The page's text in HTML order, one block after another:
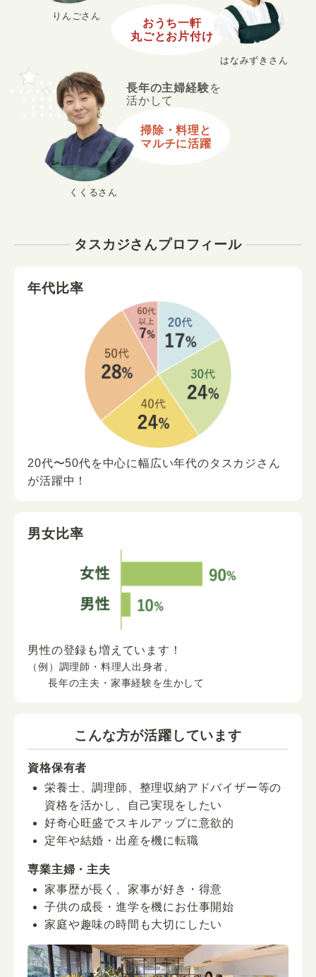
くくるさん
長年の主婦経験を
活かして
掃除・料理と
マルチに活躍
りんごさん
はなみずきさん
おうち一軒
丸ごとお片付け
タスカジさんプロフィール
年代比率
20代〜50代を中心に幅広い年代のタスカジさん
が活躍中！
男女比率
男性の登録も増えています！
（例）調理師・料理人出身者、
長年の主夫・家事経験を生かして
こんな方が活躍しています
資格保有者
栄養士、調理師、整理収納アドバイザー等の
資格を活かし、自己実現をしたい
好奇心旺盛でスキルアップに意欲的
定年や結婚・出産を機に転職
専業主婦・主夫
家事歴が長く、家事が好き・得意
子供の成長・進学を機にお仕事開始
家庭や趣味の時間も大切にしたい